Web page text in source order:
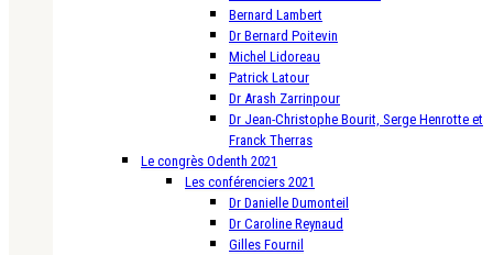
Bernard Lambert
Dr Bernard Poitevin
Michel Lidoreau
Patrick Latour
Dr Arash Zarrinpour
Dr Jean-Christophe Bourit, Serge Henrotte et
Franck Therras
Le congrès Odenth 2021
Les conférenciers 2021
Dr Danielle Dumonteil
Dr Caroline Reynaud
Gilles Fournil